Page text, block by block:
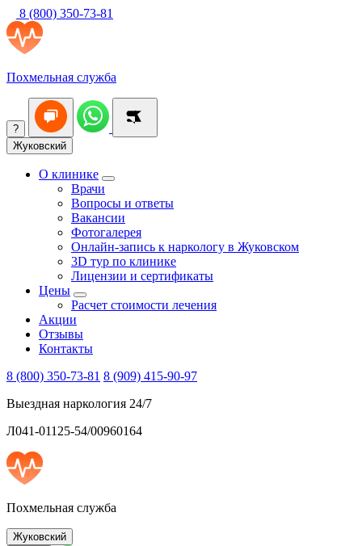
8 (800) 350-73-81
Похмельная служба
?
Жуковский
О клинике
Врачи
Вопросы и ответы
Вакансии
Фотогалерея
Онлайн-запись к наркологу в Жуковском
3D тур по клинике
Лицензии и сертификаты
Цены
Расчет стоимости лечения
Акции
Отзывы
Контакты
8 (800) 350-73-81 8 (909) 415-90-97
Выездная наркология 24/7
Л041-01125-54/00960164
Похмельная служба
Жуковский